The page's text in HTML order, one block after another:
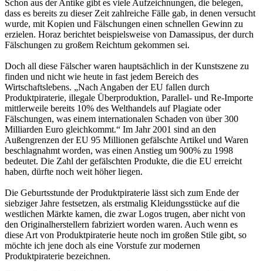
Schon aus der Antike gibt es viele Aufzeichnungen, die belegen,
dass es bereits zu dieser Zeit zahlreiche Fälle gab, in denen versucht
wurde, mit Kopien und Fälschungen einen schnellen Gewinn zu
erzielen. Horaz berichtet beispielsweise von Damassipus, der durch
Fälschungen zu großem Reichtum gekommen sei.
Doch all diese Fälscher waren hauptsächlich in der Kunstszene zu
finden und nicht wie heute in fast jedem Bereich des
Wirtschaftslebens. „Nach Angaben der EU fallen durch
Produktpiraterie, illegale Überproduktion, Parallel- und Re-Importe
mittlerweile bereits 10% des Welthandels auf Plagiate oder
Fälschungen, was einem internationalen Schaden von über 300
Milliarden Euro gleichkommt.“ Im Jahr 2001 sind an den
Außengrenzen der EU 95 Millionen gefälschte Artikel und Waren
beschlagnahmt worden, was einen Anstieg um 900% zu 1998
bedeutet. Die Zahl der gefälschten Produkte, die die EU erreicht
haben, dürfte noch weit höher liegen.
Die Geburtsstunde der Produktpiraterie lässt sich zum Ende der
siebziger Jahre festsetzen, als erstmalig Kleidungsstücke auf die
westlichen Märkte kamen, die zwar Logos trugen, aber nicht von
den Originalherstellern fabriziert worden waren. Auch wenn es
diese Art von Produktpiraterie heute noch im großen Stile gibt, so
möchte ich jene doch als eine Vorstufe zur modernen
Produktpiraterie bezeichnen.